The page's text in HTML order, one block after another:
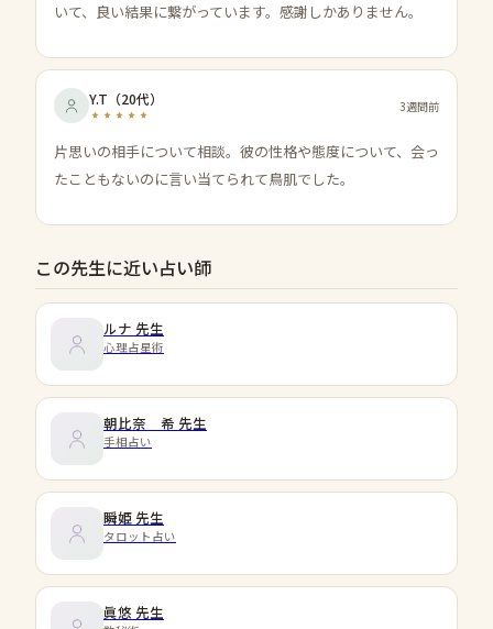
いて、良い結果に繋がっています。感謝しかありません。
Y.T （20代） 3週間前
片思いの相手について相談。彼の性格や態度について、会っ
たこともないのに言い当てられて鳥肌でした。
この先生に近い占い師
ルナ 先生
心理占星術
朝比奈 希 先生
手相占い
瞬姫 先生
タロット占い
眞悠 先生